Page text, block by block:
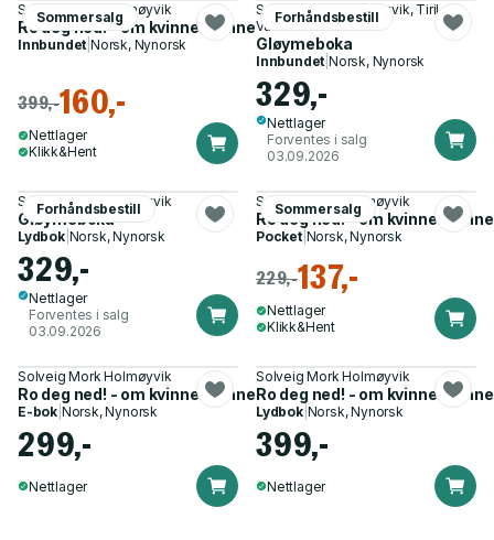
Sommersalg
Solveig Mork Holmøyvik
Ro deg ned! - om kvinner, sinne og solidaritet
Innbundet |Norsk, Nynorsk
399,-160,-
Nettlager
Klikk&Hent
Forhåndsbestill
Solveig Mork Holmøyvik, Tiril
Valeur
Gløymeboka
Innbundet |Norsk, Nynorsk
329,-
Nettlager
Forventes i salg
03.09.2026
Forhåndsbestill
Solveig Mork Holmøyvik
Gløymeboka
Lydbok| Norsk, Nynorsk
329,-
Nettlager
Forventes i salg
03.09.2026
Sommersalg
Solveig Mork Holmøyvik
Ro deg ned! - om kvinner,
Pocket| Norsk, Nynorsk
229,-137,-
Nettlager
Klikk&Hent
Solveig Mork Holmøyvik
Ro deg ned! - om kvinner, sinne og solidaritet
E-bok Norsk, Nynorsk
299,-
Nettlager
Solveig Mork Holmøyvik
Ro deg ned! - om kvinner,
Lydbok| Norsk, Nynorsk
399,-
Nettlager